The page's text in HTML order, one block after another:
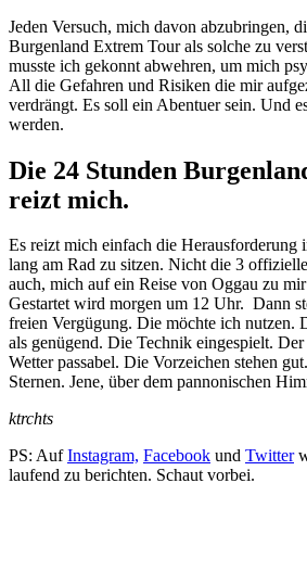
Jeden Versuch, mich davon abzubringen,
Burgenland Extrem Tour als solche zu
musste ich gekonnt abwehren, um mich
All die Gefahren und Risiken die mir
verdrängt. Es soll ein Abentuer sein. Und
werden.
Die 24 Stunden
reizt mich.
Es reizt mich einfach die Herausforderung
lang am Rad zu sitzen. Nicht die 3
auch, mich auf ein Reise von Oggau zu
Gestartet wird morgen um 12 Uhr. Dann
freien Vergügung. Die möchte ich nutzen.
als genügend. Die Technik eingespielt.
Wetter passabel. Die Vorzeichen stehen
Sternen. Jene, über dem pannonischen
ktrchts
PS: AufInstagram, Facebook und Twitter
laufend zu berichten. Schaut vorbei.